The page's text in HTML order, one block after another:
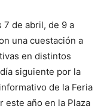
7 de abril, de 9 a
una cuestación a
en distintos
siguiente por la
de la Feria
este año en la Plaza